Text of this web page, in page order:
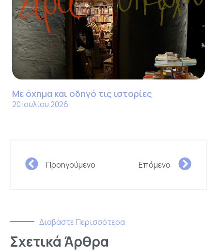
Με όχημα και οδηγό τις ιστορίες
20 Ιουλίου 2026
Προηγούμενο Επόμενο
Διαβάστε Περισσότερα
Σχετικά Άρθρα